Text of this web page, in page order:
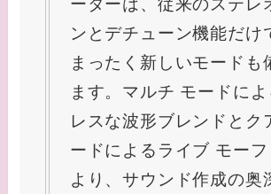
ンとデチューン機能だけ
まったく新しいモードも
ます。マルチ モードに
レスな波形ブレンドとク
ードによるライブ モー
より、サウンド作成の奥